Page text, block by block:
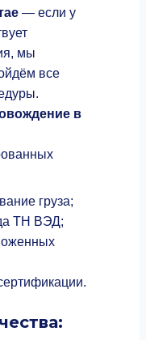
— если у
мы
все
в
груза;
ТН ВЭД;